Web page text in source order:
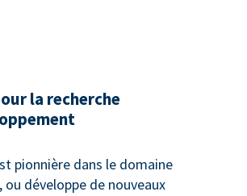
la recherche
pionnière dans le domaine
développe de nouveaux